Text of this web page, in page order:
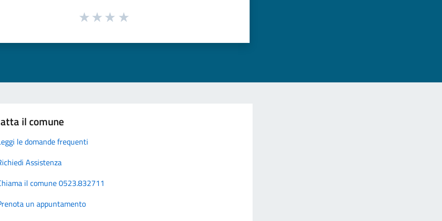
il comune
le domande frequenti
Assistenza
il comune 0523.832711
un appuntamento